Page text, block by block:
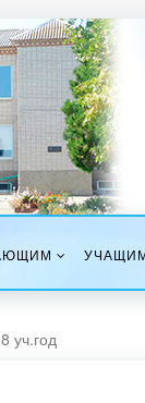
уч.год